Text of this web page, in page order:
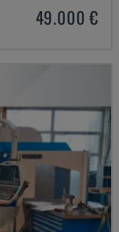
49.000 €